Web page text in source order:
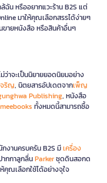
ฉัน หรืออยากแวะร้าน B2S แต่
มาให้คุณเลือกสรรได้ง่ายๆ
ขายหนังสือ หรือสินค้าอื่นๆ
าจะเป็นนิยายยอดนิยมอย่าง
ริญ, นิตยสารอัปเดตจากเพ็ญ
Publishing, หนังสือ
ทั้งหมดนี้สามารถซื้อ
งานครบครัน B2S มีเครื่อง
ากกาลูกลื่นParkerชุดดินสอกด
คุณเลือกใช้ได้อย่างจุใจ